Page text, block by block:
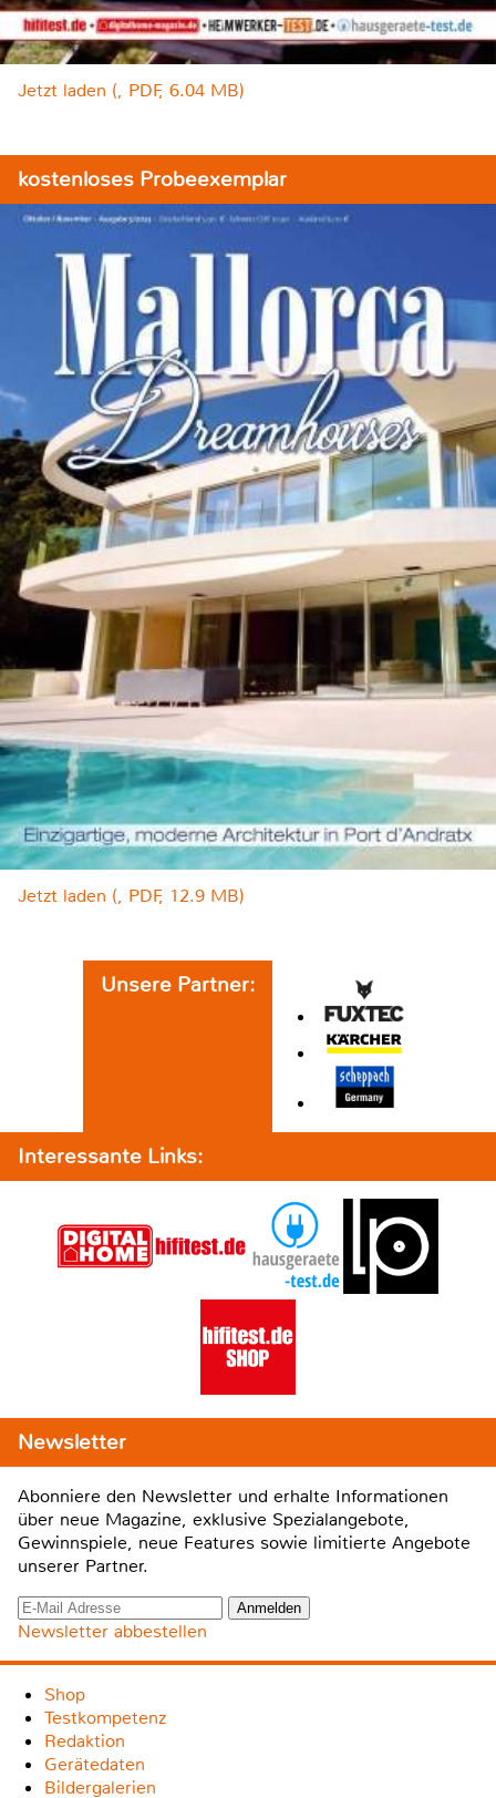
Jetzt laden (, PDF, 6.04 MB)
kostenloses Probeexemplar
Jetzt laden (, PDF, 12.9 MB)
Unsere Partner:
Interessante Links:
Newsletter
Abonniere den Newsletter und erhalte Informationen
über neue Magazine, exklusive Spezialangebote,
Gewinnspiele, neue Features sowie limitierte Angebote
unserer Partner.
Newsletter abbestellen
Shop
Testkompetenz
Redaktion
Gerätedaten
Bildergalerien